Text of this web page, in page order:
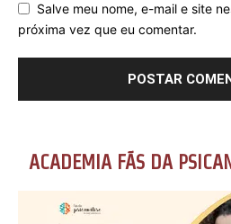
Salve meu nome, e-mail e site
próxima vez que eu comentar.
ACADEMIA FÃS DA